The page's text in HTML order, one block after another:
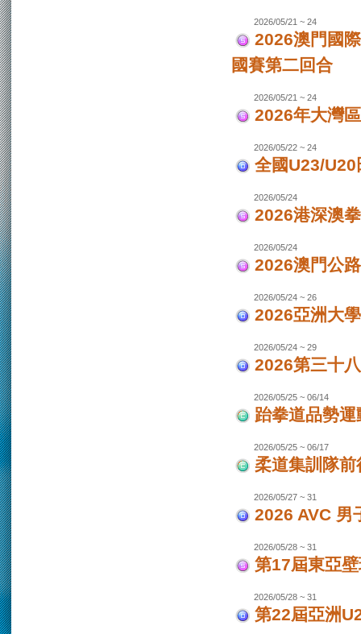
2026/05/21 ~ 24
2026澳門國
國賽第二回合
2026/05/21 ~ 24
2026年大灣
2026/05/22 ~ 24
全國U23/
2026/05/24
2026港深澳
2026/05/24
2026澳門公
2026/05/24 ~ 26
2026亞洲大
2026/05/24 ~ 29
2026第三十
2026/05/25 ~ 06/14
跆拳道品勢
2026/05/25 ~ 06/17
柔道集訓隊
2026/05/27 ~ 31
2026 AVC 男
2026/05/28 ~ 31
第17屆東亞
2026/05/28 ~ 31
第22屆亞洲